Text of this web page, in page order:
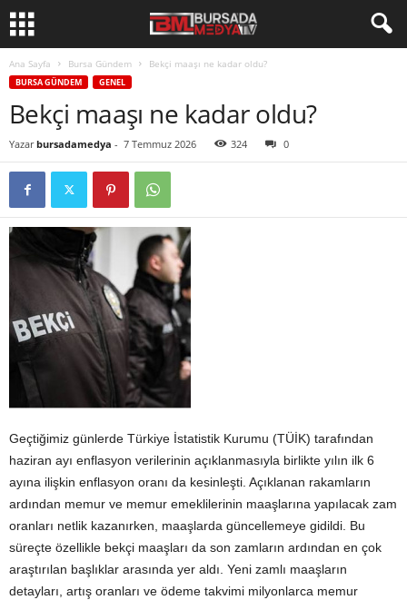
Ana Sayfa Bursa Gündem Bekçi maaşı ne kadar oldu?
BURSA GÜNDEM GENEL
Bekçi maaşı ne kadar oldu?
Yazar bursadamedya - 7 Temmuz 2026 324 0
Geçtiğimiz günlerde Türkiye İstatistik Kurumu (TÜİK) tarafından
haziran ayı enflasyon verilerinin açıklanmasıyla birlikte yılın ilk 6
ayına ilişkin enflasyon oranı da kesinleşti. Açıklanan rakamların
ardından memur ve memur emeklilerinin maaşlarına yapılacak zam
oranları netlik kazanırken, maaşlarda güncellemeye gidildi. Bu
süreçte özellikle bekçi maaşları da son zamların ardından en çok
araştırılan başlıklar arasında yer aldı. Yeni zamlı maaşların
detayları, artış oranları ve ödeme takvimi milyonlarca memur